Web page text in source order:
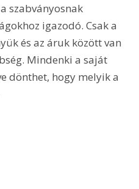
szabványosnak
igazodó. Csak a
és az áruk között van
Mindenki a saját
dönthet, hogy melyik a